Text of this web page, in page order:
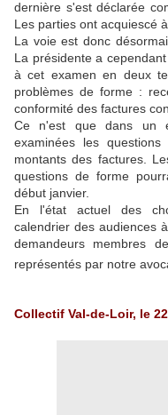
dernière s'est déclarée
Les parties ont acquiescé
La voie est donc
La présidente a
à cet examen en deux
problèmes de forme :
conformité des factures
Ce n'est que dans un
examinées les
montants des factures.
questions de forme
début janvier.
En l'état actuel des
calendrier des audiences
demandeurs membres
représentés par notre
Collectif Val-de-Loir, le